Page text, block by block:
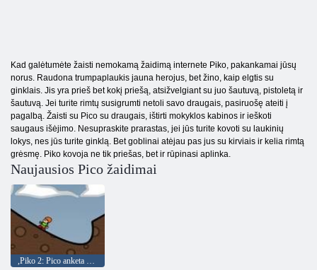
Kad galėtumėte žaisti nemokamą žaidimą internete Piko, pakankamai jūsų
norus. Raudona trumpaplaukis jauna herojus, bet žino, kaip elgtis su
ginklais. Jis yra prieš bet kokį priešą, atsižvelgiant su juo šautuvą, pistoletą ir
šautuvą. Jei turite rimtų susigrumti netoli savo draugais, pasiruošę ateiti į
pagalbą. Žaisti su Pico su draugais, ištirti mokyklos kabinos ir ieškoti
saugaus išėjimo. Nesupraskite prarastas, jei jūs turite kovoti su laukinių
lokys, nes jūs turite ginklą. Bet goblinai atėjau pas jus su kirviais ir kelia rimtą
grėsmę. Piko kovoja ne tik priešas, bet ir rūpinasi aplinka.
Naujausios Pico žaidimai
,Piko 2: Pico anketa pėstininkų - slaptas operacijas ,